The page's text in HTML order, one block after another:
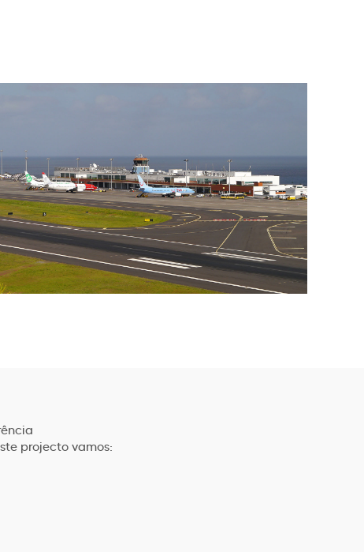
projecto vamos: